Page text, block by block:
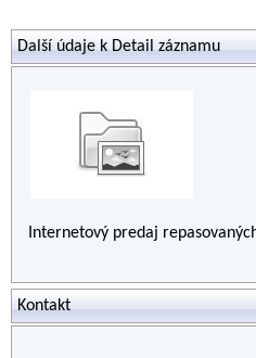
Další údaje k Detail záznamu
Internetový predaj
Kontakt